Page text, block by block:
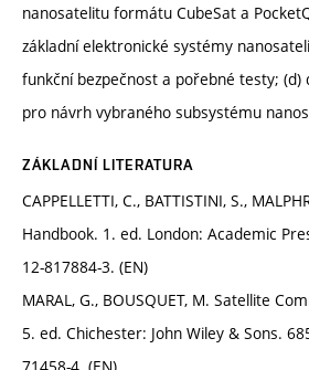
nanosatelitu formátu CubeSat a
základní elektronické systémy
funkční bezpečnost a pořebné testy; (d)
pro návrh vybraného subsystému
ZÁKLADNÍ LITERATURA
CAPPELLETTI, C., BATTISTINI, S.,
Handbook. 1. ed. London: Academic
12-817884-3. (EN)
MARAL, G., BOUSQUET, M. Satellite
5. ed. Chichester: John Wiley & Sons.